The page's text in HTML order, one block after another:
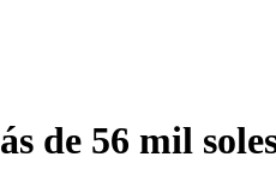
de 56 mil